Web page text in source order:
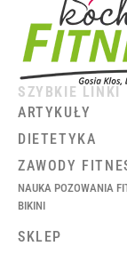
SZYBKIE LINKI
ARTYKUŁY
DIETETYKA
ZAWODY
NAUKA POZOWANIA
BIKINI
SKLEP